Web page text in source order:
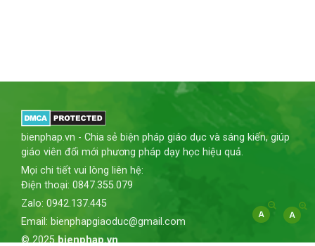
bienphap.vn - Chia sẻ biện pháp giáo dục và sáng kiến, giúp
giáo viên đổi mới phương pháp dạy học hiệu quả.
Mọi chi tiết vui lòng liên hệ:
Điện thoại: 0847.355.079
Zalo: 0942.137.445
Email: bienphapgiaoduc@gmail.com
© 2025bienphap.vn